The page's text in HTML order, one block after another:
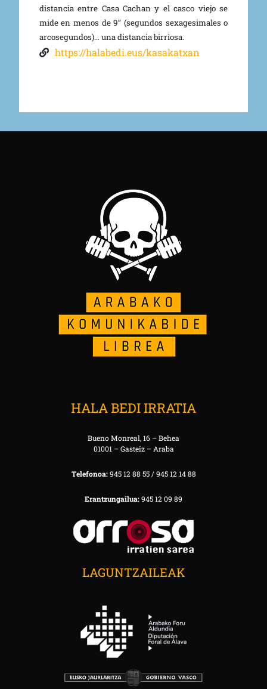
distancia entre Casa Cachan y el casco viejo se
mide en menos de 9’’ (segundos sexagesimales o
arcosegundos)… una distancia birriosa.
https://halabedi.eus/kasakatxan
HALA BEDI IRRATIA
Bueno Monreal, 16 – Behea
01001 – Gasteiz – Araba
Telefonoa:945 12 88 55 / 945 12 14 88
Erantzungailua:945 12 09 89
LAGUNTZAILEAK